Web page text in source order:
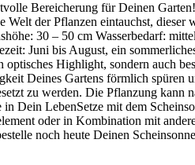
Bereicherung für Deinen
der Pflanzen eintauchst, dieser
30 – 50 cm Wasserbedarf:
Juni bis August, ein
Highlight, sondern auch
Deines Gartens förmlich spüren
zu werden. Die Pflanzung kann
Dein LebenSetze mit dem
oder in Kombination mit
noch heute Deinen